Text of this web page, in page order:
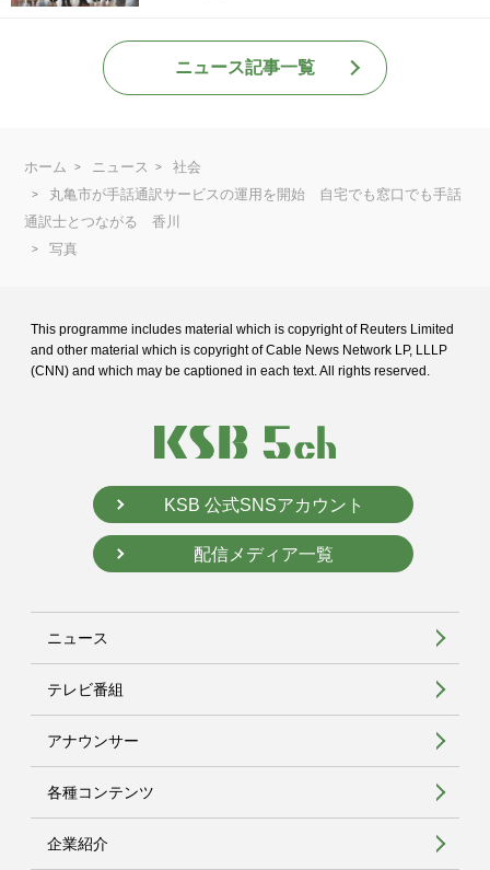
ニュース記事一覧
ホーム ニュース
社会
丸亀市が手話通訳サービスの運用を開始 自宅でも窓口でも手話
通訳士とつながる 香川
写真
This programme includes material which is copyright of Reuters Limited
and other material which is copyright of Cable News Network LP, LLLP
(CNN) and which may be captioned in each text. All rights reserved.
KSB 公式SNSアカウント
配信メディア一覧
ニュース
テレビ番組
アナウンサー
各種コンテンツ
企業紹介